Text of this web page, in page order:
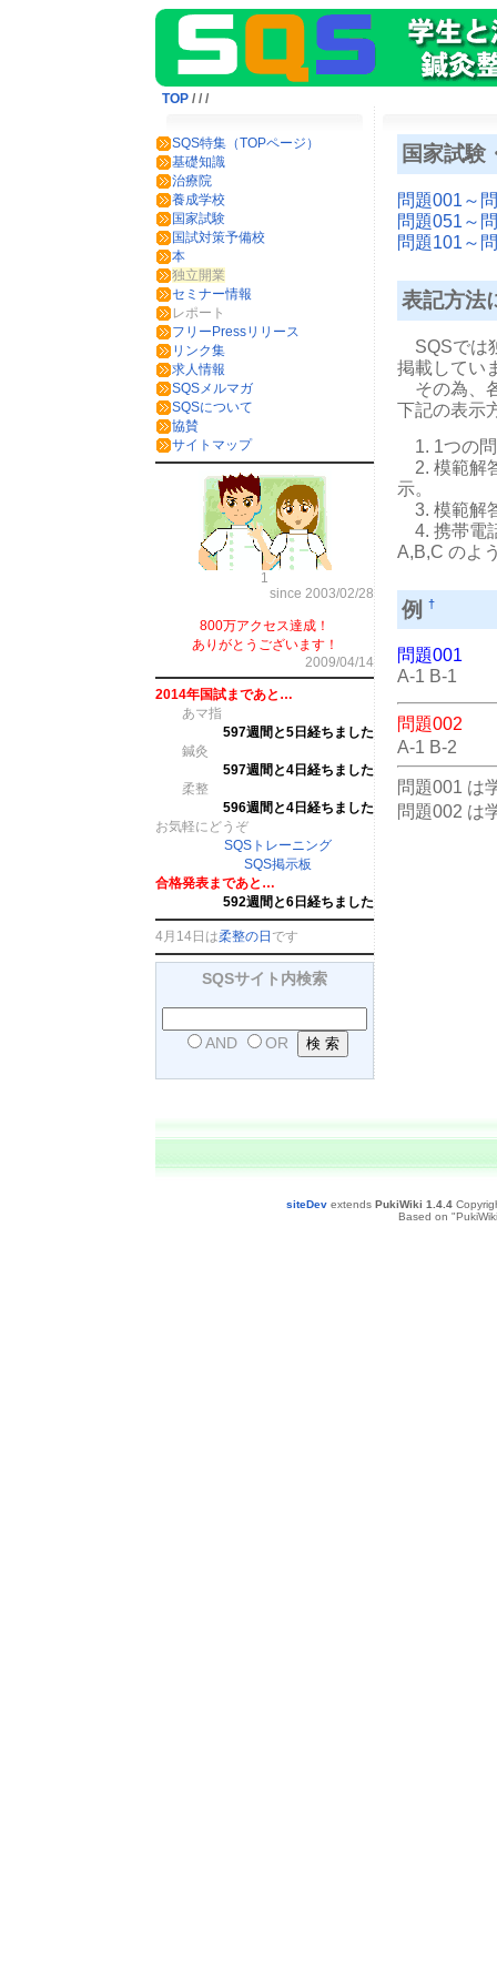
TOP / / /
SQS特集（TOPページ）
基礎知識
治療院
養成学校
国家試験
国試対策予備校
本
独立開業
セミナー情報
レポート
フリーPressリリース
リンク集
求人情報
SQSメルマガ
SQSについて
協賛
サイトマップ
1
since 2003/02/28
800万アクセス達成！
ありがとうございます！
2009/04/14
2014年国試まであと…
あマ指
597週間と5日経ちました
鍼灸
597週間と4日経ちました
柔整
596週間と4日経ちました
お気軽にどうぞ
SQSトレーニング
SQS掲示板
合格発表まであと…
592週間と6日経ちました
4月14日は柔整の日 です
SQSサイト内検索
AND OR
国家試験
問題001～
問題051～
問題101～
表記方法
SQSでは
掲載してい
その為、
下記の表示
1. 1つの問
2. 模範解
示。
3. 模範解
4. 携帯電
A,B,C のよ
例†
問題001
A-1 B-1
問題002
A-1 B-2
問題001 は
問題002 は
siteDev extends PukiWiki 1.4.4
Based on